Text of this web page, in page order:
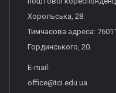
Хорольська, 28.
Тимчасова адреса:
Гординського, 20.
E-mail:
office@tci.edu.ua